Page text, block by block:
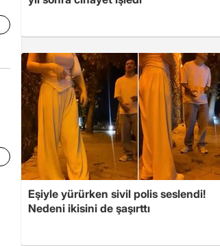
Eşiyle yürürken sivil polis seslendi!
Nedeni ikisini de şaşırttı